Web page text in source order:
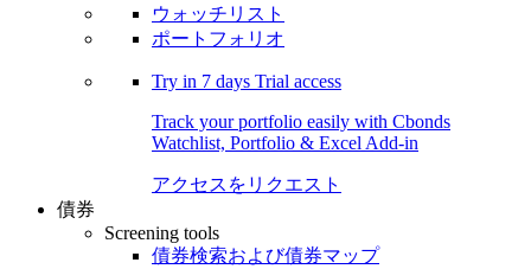
ウォッチリスト
ポートフォリオ
Try in 7 days Trial access
Track your portfolio easily with Cbonds
Watchlist, Portfolio & Excel Add-in
アクセスをリクエスト
債券
Screening tools
債券検索および債券マップ